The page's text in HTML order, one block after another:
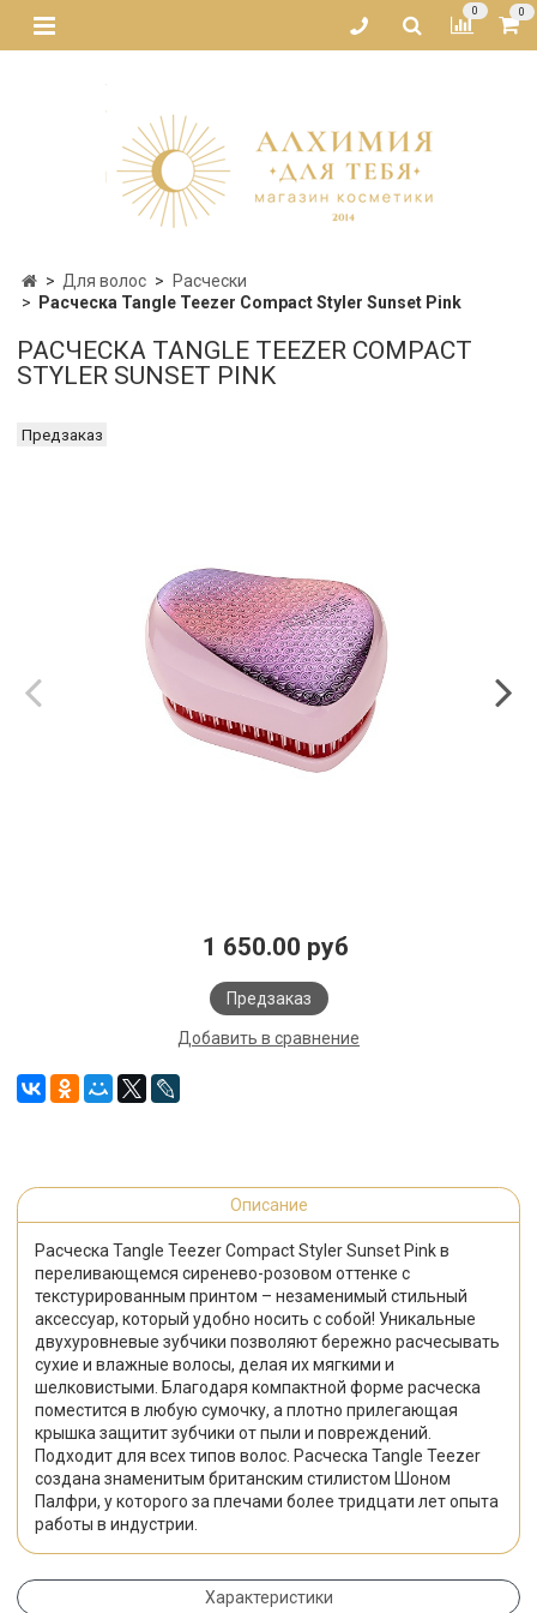
0 0
Для волос
Расчески
Расческа Tangle Teezer Compact Styler Sunset Pink
РАСЧЕСКА TANGLE TEEZER COMPACT
STYLER SUNSET PINK
Предзаказ
1 650.00 руб
Предзаказ
Добавить в сравнение
Описание
Расческа Tangle Teezer Compact Styler Sunset Pink в
переливающемся сиренево-розовом оттенке с
текстурированным принтом – незаменимый стильный
аксессуар, который удобно носить с собой! Уникальные
двухуровневые зубчики позволяют бережно расчесывать
сухие и влажные волосы, делая их мягкими и
шелковистыми. Благодаря компактной форме расческа
поместится в любую сумочку, а плотно прилегающая
крышка защитит зубчики от пыли и повреждений.
Подходит для всех типов волос. Расческа Tangle Teezer
создана знаменитым британским стилистом Шоном
Палфри, у которого за плечами более тридцати лет опыта
работы в индустрии.
Характеристики